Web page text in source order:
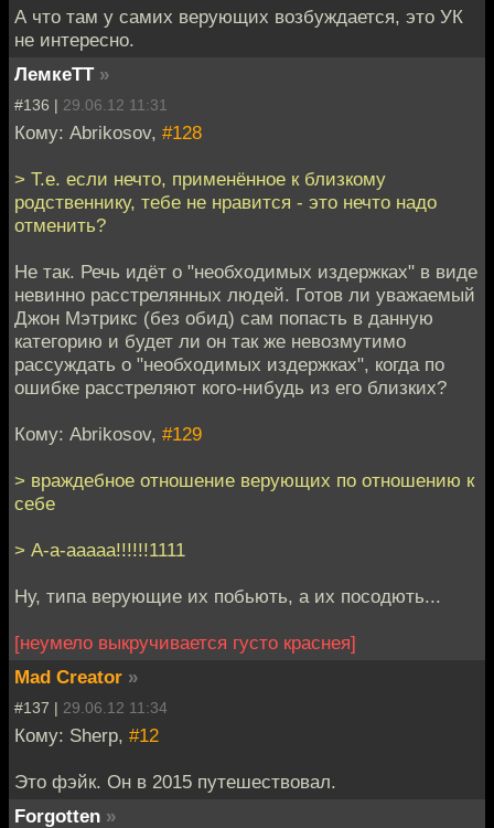
А что там у самих верующих возбуждается, это УК
не интересно.
ЛемкеТТ »
#136 | 29.06.12 11:31
Кому: Abrikosov, #128
> Т.е. если нечто, применённое к близкому
родственнику, тебе не нравится - это нечто надо
отменить?
Не так. Речь идёт о "необходимых издержках" в виде
невинно расстрелянных людей. Готов ли уважаемый
Джон Мэтрикс (без обид) сам попасть в данную
категорию и будет ли он так же невозмутимо
рассуждать о "необходимых издержках", когда по
ошибке расстреляют кого-нибудь из его близких?
Кому: Abrikosov, #129
> враждебное отношение верующих по отношению к
себе
> А-а-ааааа!!!!!!1111
Ну, типа верующие их побьють, а их посодють...
[неумело выкручивается густо краснея]
Mad Creator »
#137 | 29.06.12 11:34
Кому: Sherp, #12
Это фэйк. Он в 2015 путешествовал.
Forgotten »